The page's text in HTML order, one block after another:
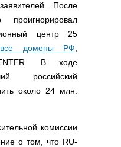
После
проигнорировал
центр 25
все домены РФ
В ходе
российский
около 24 млн.
комиссии
о том, что RU-